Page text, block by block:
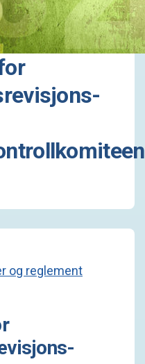
og reglement